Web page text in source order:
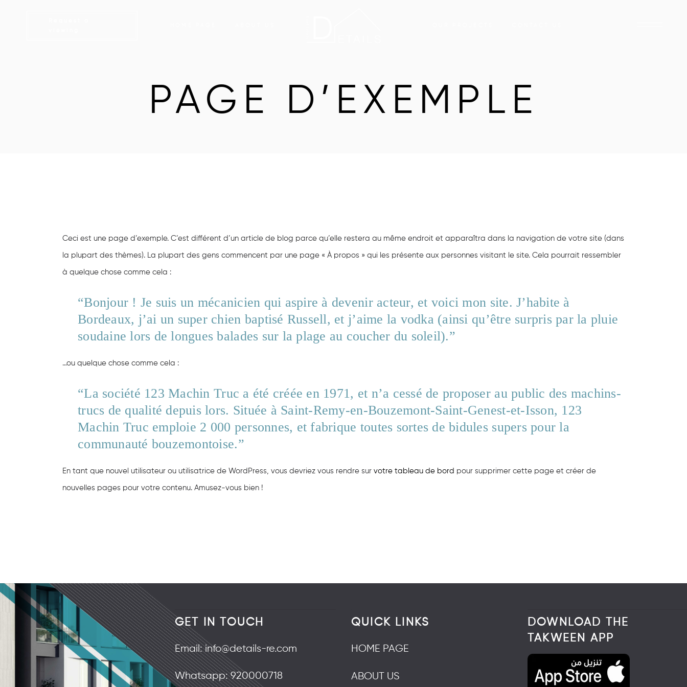
PAGE D’EXEMPLE
Ceci est une page d’exemple. C’est différent d’un article de blog parce qu’elle restera au même endroit et apparaîtra dans la navigation de votre site (dans
la plupart des thèmes). La plupart des gens commencent par une page « À propos » qui les présente aux personnes visitant le site. Cela pourrait ressembler
à quelque chose comme cela :
Bonjour ! Je suis un mécanicien qui aspire à devenir acteur, et voici mon site. J’habite à
Bordeaux, j’ai un super chien baptisé Russell, et j’aime la vodka (ainsi qu’être surpris par la pluie
soudaine lors de longues balades sur la plage au coucher du soleil).
…ou quelque chose comme cela :
La société 123 Machin Truc a été créée en 1971, et n’a cessé de proposer au public des machins-
trucs de qualité depuis lors. Située à Saint-Remy-en-Bouzemont-Saint-Genest-et-Isson, 123
Machin Truc emploie 2 000 personnes, et fabrique toutes sortes de bidules supers pour la
communauté bouzemontoise.
En tant que nouvel utilisateur ou utilisatrice de WordPress, vous devriez vous rendre sur votre tableau de bord pour supprimer cette page et créer de
nouvelles pages pour votre contenu. Amusez-vous bien !
GET IN TOUCH
Email: info@details-re.com
Whatsapp: 920000718
QUICK LINKS
HOME PAGE
ABOUT US
DOWNLOAD THE
TAKWEEN APP